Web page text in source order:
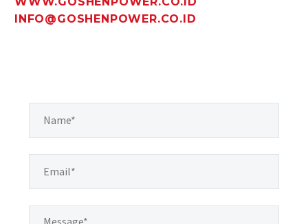
INFO@GOSHENPOWER.CO.ID